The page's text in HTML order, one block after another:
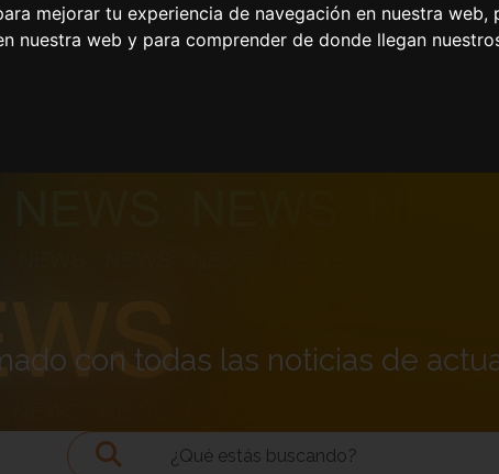
mejorar tu experiencia de navegación en nuestra
nuestra web y para comprender de donde llegan
con todas las noticias de